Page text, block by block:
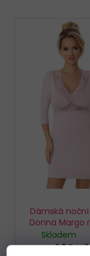
Dámská noční
Donna Margo
Skladem
969 Kč